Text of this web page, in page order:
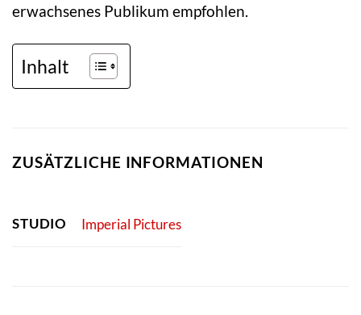
erwachsenes Publikum empfohlen.
Inhalt
ZUSÄTZLICHE INFORMATIONEN
STUDIO Imperial Pictures